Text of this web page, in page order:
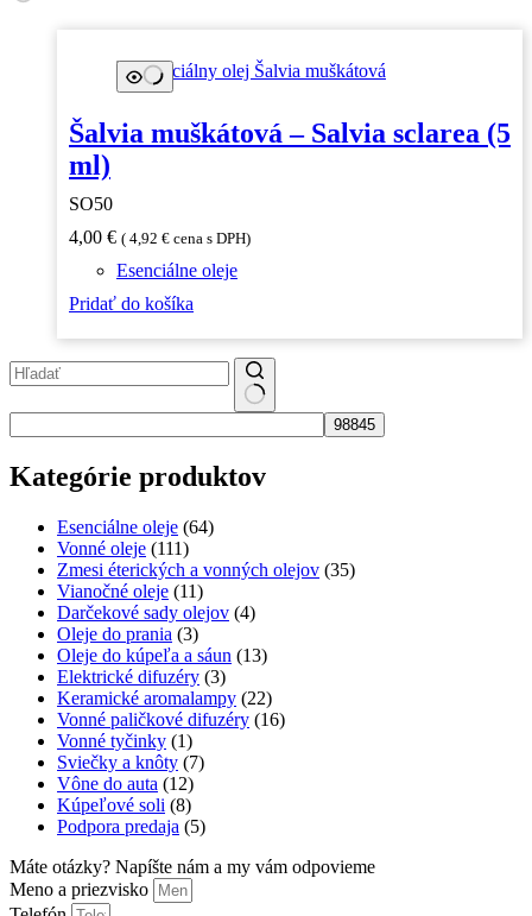
Šalvia muškátová – Salvia sclarea (5
ml)
SO50
4,00 € ( 4,92 € cena s DPH)
Esenciálne oleje
Pridať do košíka
results
Kategórie produktov
Esenciálne oleje (64)
Vonné oleje (111)
Zmesi éterických a vonných olejov (35)
Vianočné oleje (11)
Darčekové sady olejov (4)
Oleje do prania (3)
Oleje do kúpeľa a sáun (13)
Elektrické difuzéry (3)
Keramické aromalampy (22)
Vonné paličkové difuzéry (16)
Vonné tyčinky (1)
Sviečky a knôty (7)
Vône do auta (12)
Kúpeľové soli (8)
Podpora predaja (5)
Máte otázky? Napíšte nám a my vám odpovieme
Meno a priezvisko